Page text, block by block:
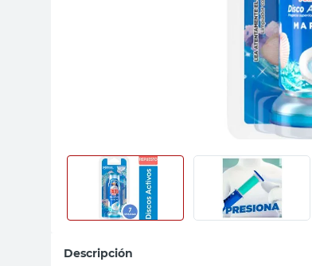
Descripción